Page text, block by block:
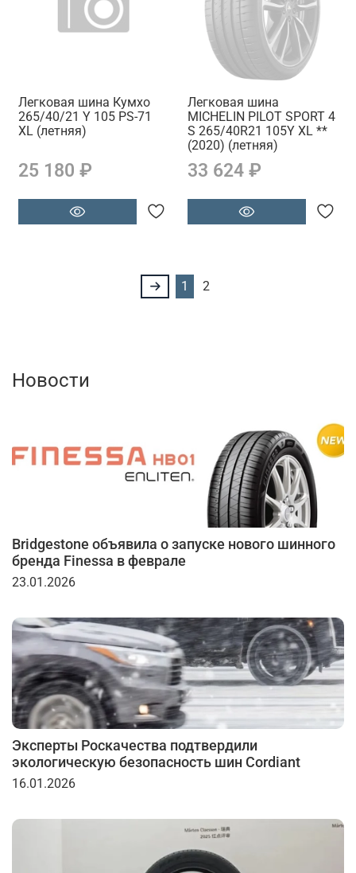
Легковая шина Кумхо
265/40/21 Y 105 PS-71
XL (летняя)
25 180 ₽
Легковая шина
MICHELIN PILOT SPORT 4
S 265/40R21 105Y XL **
(2020) (летняя)
33 624 ₽
1 2
Новости
Bridgestone объявила о запуске нового шинного
бренда Finessa в феврале
23.01.2026
Эксперты Роскачества подтвердили
экологическую безопасность шин Cordiant
16.01.2026